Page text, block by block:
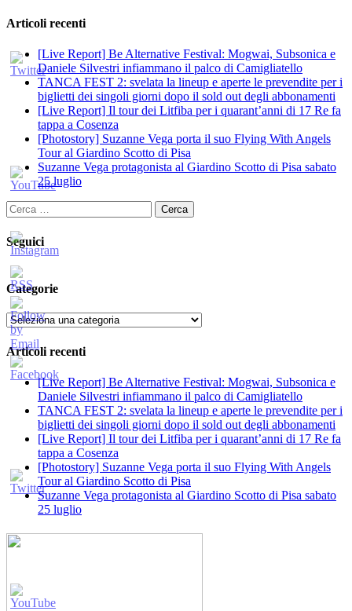
Articoli recenti
[Live Report] Be Alternative Festival: Mogwai, Subsonica e
Daniele Silvestri infiammano il palco di Camigliatello
TANCA FEST 2: svelata la lineup e aperte le prevendite per i
biglietti dei singoli giorni dopo il sold out degli abbonamenti
[Live Report] Il tour dei Litfiba per i quarant’anni di 17 Re fa
tappa a Cosenza
[Photostory] Suzanne Vega porta il suo Flying With Angels
Tour al Giardino Scotto di Pisa
Suzanne Vega protagonista al Giardino Scotto di Pisa sabato
25 luglio
Ricerca
per:
Seguici
Categorie
Categorie
Articoli recenti
[Live Report] Be Alternative Festival: Mogwai, Subsonica e
Daniele Silvestri infiammano il palco di Camigliatello
TANCA FEST 2: svelata la lineup e aperte le prevendite per i
biglietti dei singoli giorni dopo il sold out degli abbonamenti
[Live Report] Il tour dei Litfiba per i quarant’anni di 17 Re fa
tappa a Cosenza
[Photostory] Suzanne Vega porta il suo Flying With Angels
Tour al Giardino Scotto di Pisa
Suzanne Vega protagonista al Giardino Scotto di Pisa sabato
25 luglio